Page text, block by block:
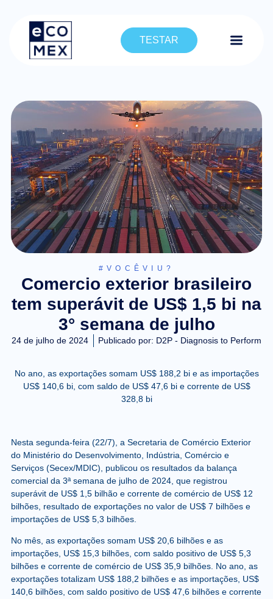
TESTAR
#VOCÊVIU?
Comercio exterior brasileiro
tem superávit de US$ 1,5 bi na
3° semana de julho
24 de julho de 2024 Publicado por: D2P - Diagnosis to Perform
No ano, as exportações somam US$ 188,2 bi e as importações
US$ 140,6 bi, com saldo de US$ 47,6 bi e corrente de US$
328,8 bi
Nesta segunda-feira (22/7), a Secretaria de Comércio Exterior
do Ministério do Desenvolvimento, Indústria, Comércio e
Serviços (Secex/MDIC), publicou os resultados da balança
comercial da 3ª semana de julho de 2024, que registrou
superávit de US$ 1,5 bilhão e corrente de comércio de US$ 12
bilhões, resultado de exportações no valor de US$ 7 bilhões e
importações de US$ 5,3 bilhões.
No mês, as exportações somam US$ 20,6 bilhões e as
importações, US$ 15,3 bilhões, com saldo positivo de US$ 5,3
bilhões e corrente de comércio de US$ 35,9 bilhões. No ano, as
exportações totalizam US$ 188,2 bilhões e as importações, US$
140,6 bilhões, com saldo positivo de US$ 47,6 bilhões e corrente